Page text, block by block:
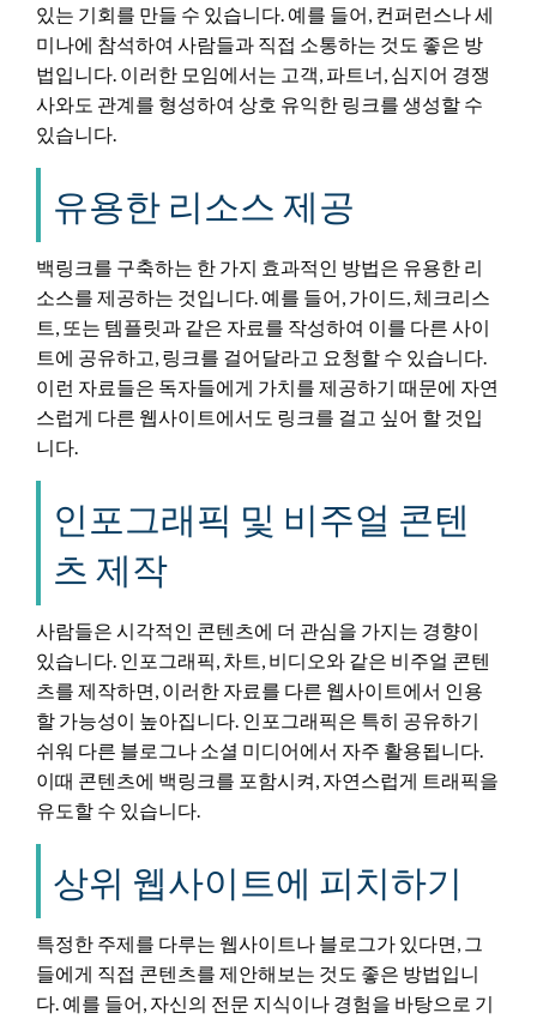
있는 기회를 만들 수 있습니다. 예를 들어, 컨퍼런스나 세
미나에 참석하여 사람들과 직접 소통하는 것도 좋은 방
법입니다. 이러한 모임에서는 고객, 파트너, 심지어 경쟁
사와도 관계를 형성하여 상호 유익한 링크를 생성할 수
있습니다.
유용한 리소스 제공
백링크를 구축하는 한 가지 효과적인 방법은 유용한 리
소스를 제공하는 것입니다. 예를 들어, 가이드, 체크리스
트, 또는 템플릿과 같은 자료를 작성하여 이를 다른 사이
트에 공유하고, 링크를 걸어달라고 요청할 수 있습니다.
이런 자료들은 독자들에게 가치를 제공하기 때문에 자연
스럽게 다른 웹사이트에서도 링크를 걸고 싶어 할 것입
니다.
인포그래픽 및 비주얼 콘텐
츠 제작
사람들은 시각적인 콘텐츠에 더 관심을 가지는 경향이
있습니다. 인포그래픽, 차트, 비디오와 같은 비주얼 콘텐
츠를 제작하면, 이러한 자료를 다른 웹사이트에서 인용
할 가능성이 높아집니다. 인포그래픽은 특히 공유하기
쉬워 다른 블로그나 소셜 미디어에서 자주 활용됩니다.
이때 콘텐츠에 백링크를 포함시켜, 자연스럽게 트래픽을
유도할 수 있습니다.
상위 웹사이트에 피치하기
특정한 주제를 다루는 웹사이트나 블로그가 있다면, 그
들에게 직접 콘텐츠를 제안해보는 것도 좋은 방법입니
다. 예를 들어, 자신의 전문 지식이나 경험을 바탕으로 기